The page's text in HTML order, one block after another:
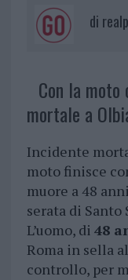
di
Con la
mortale a
Incidente
moto finisce
muore a 48
serata di Santo
L’uomo, di 48
Roma in sella
controllo, per